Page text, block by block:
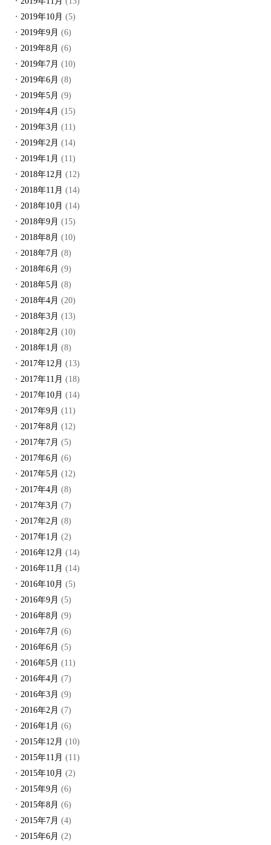
2019年10月 (5)
2019年9月 (6)
2019年8月 (6)
2019年7月 (10)
2019年6月 (8)
2019年5月 (9)
2019年4月 (15)
2019年3月 (11)
2019年2月 (14)
2019年1月 (11)
2018年12月 (12)
2018年11月 (14)
2018年10月 (14)
2018年9月 (15)
2018年8月 (10)
2018年7月 (8)
2018年6月 (9)
2018年5月 (8)
2018年4月 (20)
2018年3月 (13)
2018年2月 (10)
2018年1月 (8)
2017年12月 (13)
2017年11月 (18)
2017年10月 (14)
2017年9月 (11)
2017年8月 (12)
2017年7月 (5)
2017年6月 (6)
2017年5月 (12)
2017年4月 (8)
2017年3月 (7)
2017年2月 (8)
2017年1月 (2)
2016年12月 (14)
2016年11月 (14)
2016年10月 (5)
2016年9月 (5)
2016年8月 (9)
2016年7月 (6)
2016年6月 (5)
2016年5月 (11)
2016年4月 (7)
2016年3月 (9)
2016年2月 (7)
2016年1月 (6)
2015年12月 (10)
2015年11月 (11)
2015年10月 (2)
2015年9月 (6)
2015年8月 (6)
2015年7月 (4)
2015年6月 (2)